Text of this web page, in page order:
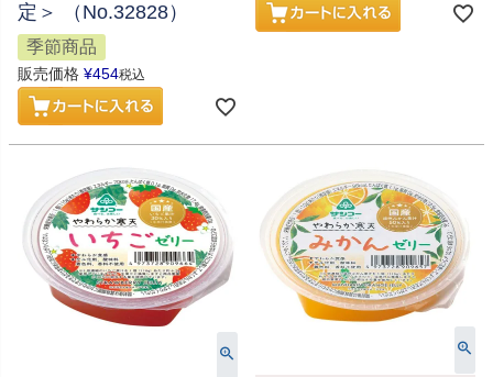
定＞ （No.32828）
季節商品
販売価格 ¥454税込